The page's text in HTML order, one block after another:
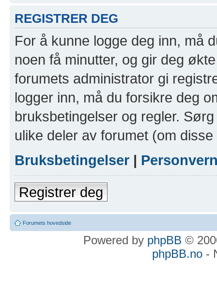
REGISTRER DEG
For å kunne logge deg inn, må
noen få minutter, og gir deg
forumets administrator gi
logger inn, må du forsikre deg
bruksbetingelser og regler.
ulike deler av forumet (om
Bruksbetingelser |
Registrer deg
Forumets hovedside
Powered by phpBB ©
phpBB.no-